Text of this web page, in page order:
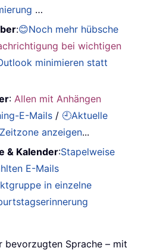
…
:😊Noch mehr hübsche
bei wichtigen
minimieren statt
:Allen mit Anhängen
E-Mails / 🕘Aktuelle
anzeigen...
& Kalender:Stapelweise
E-Mails
in einzelne
bevorzugten Sprache – mit